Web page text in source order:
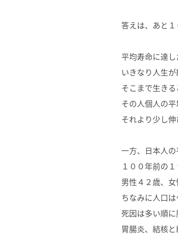
答えは、あと１
平均寿命に達し
いきなり人生
そこまで生きる
その人個人の
それより少し伸
一方、日本人の
１００年前の
男性４２歳、女
ちなみに人口は
死因は多い順に
胃腸炎、結核と